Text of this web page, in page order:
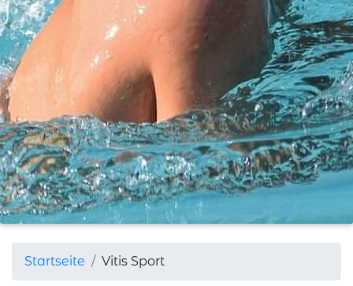
Startseite Vitis Sport